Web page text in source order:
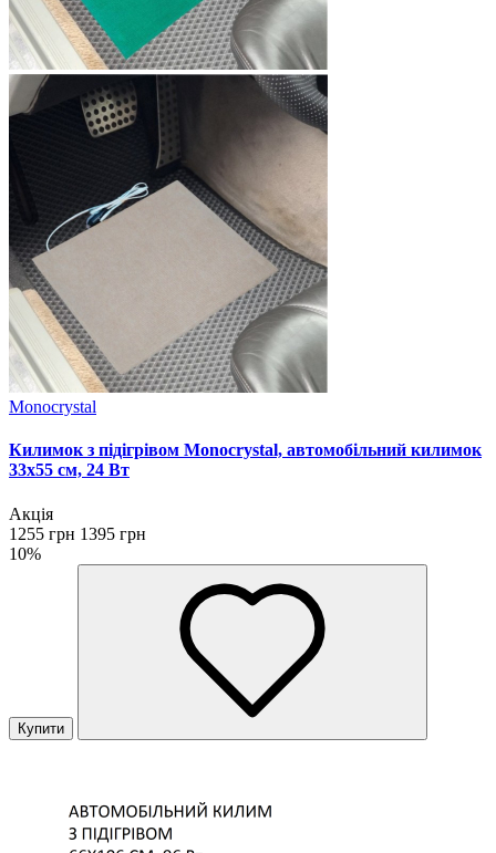
Monocrystal
Килимок з підігрівом Monocrystal, автомобільний килимок
33х55 см, 24 Вт
Акція
1255 грн 1395 грн
10%
Купити